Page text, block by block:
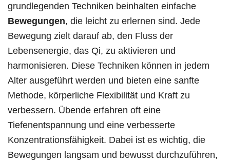
grundlegenden Techniken beinhalten einfache
Bewegungen, die leicht zu erlernen sind. Jede
Bewegung zielt darauf ab, den Fluss der
Lebensenergie, das Qi, zu aktivieren und
harmonisieren. Diese Techniken können in jedem
Alter ausgeführt werden und bieten eine sanfte
Methode, körperliche Flexibilität und Kraft zu
verbessern. Übende erfahren oft eine
Tiefenentspannung und eine verbesserte
Konzentrationsfähigkeit. Dabei ist es wichtig, die
Bewegungen langsam und bewusst durchzuführen,